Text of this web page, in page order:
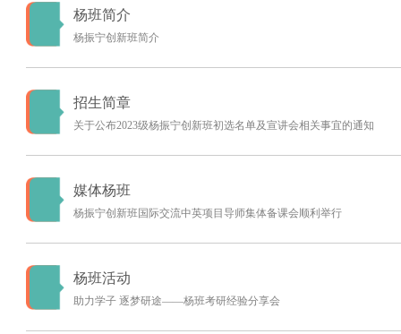
杨班简介
杨振宁创新班简介
招生简章
关于公布2023级杨振宁创新班初选名单及宣讲会相关事宜的通知
媒体杨班
杨振宁创新班国际交流中英项目导师集体备课会顺利举行
杨班活动
助力学子 逐梦研途——杨班考研经验分享会